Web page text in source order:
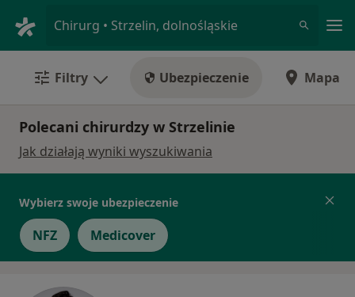
Chirurg • Strzelin, dolnośląskie
Filtry Ubezpieczenie Mapa
Polecani chirurdzy w Strzelinie
Jak działają wyniki wyszukiwania
Wybierz swoje ubezpieczenie
NFZ Medicover